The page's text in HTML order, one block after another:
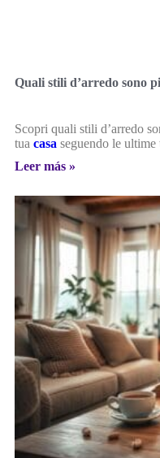
Quali stili d’arredo sono
Scopri quali stili d’arredo
tua casa seguendo le ultime
Leer más »